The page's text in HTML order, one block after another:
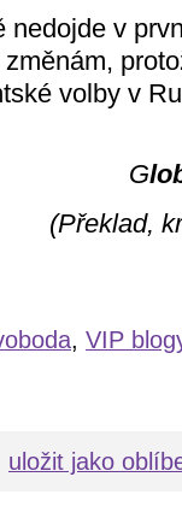
nedojde v
volby v
G
(Překlad,
, VIP
uložit jako